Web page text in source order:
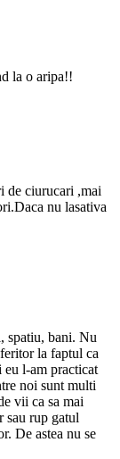
la o aripa!!
de ciurucari ,mai
nu lasativa
spatiu, bani. Nu
la faptul ca
eu l-am practicat
noi sunt multi
vii ca sa mai
sau rup gatul
De astea nu se